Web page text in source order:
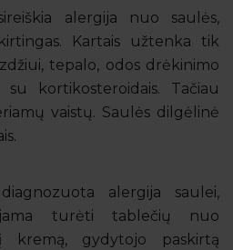
alergija nuo saulės,
Kartais užtenka tik
tepalo, odos drėkinimo
kortikosteroidais. Tačiau
vaistų. Saulės dilgėlinė
alergija saulei,
turėti tablečių nuo
kremą, gydytojo paskirtą